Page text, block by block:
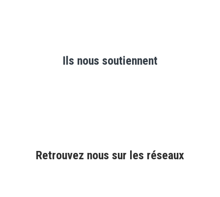
Ils nous soutiennent
Retrouvez nous sur les réseaux